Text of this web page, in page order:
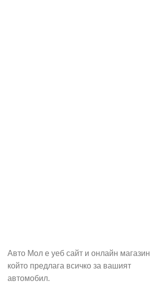
Авто Мол е уеб сайт и онлайн магазин
който предлага всичко за вашият
автомобил.